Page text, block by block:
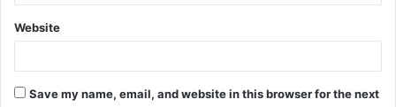
Website
Save my name, email, and website in this browser for the next